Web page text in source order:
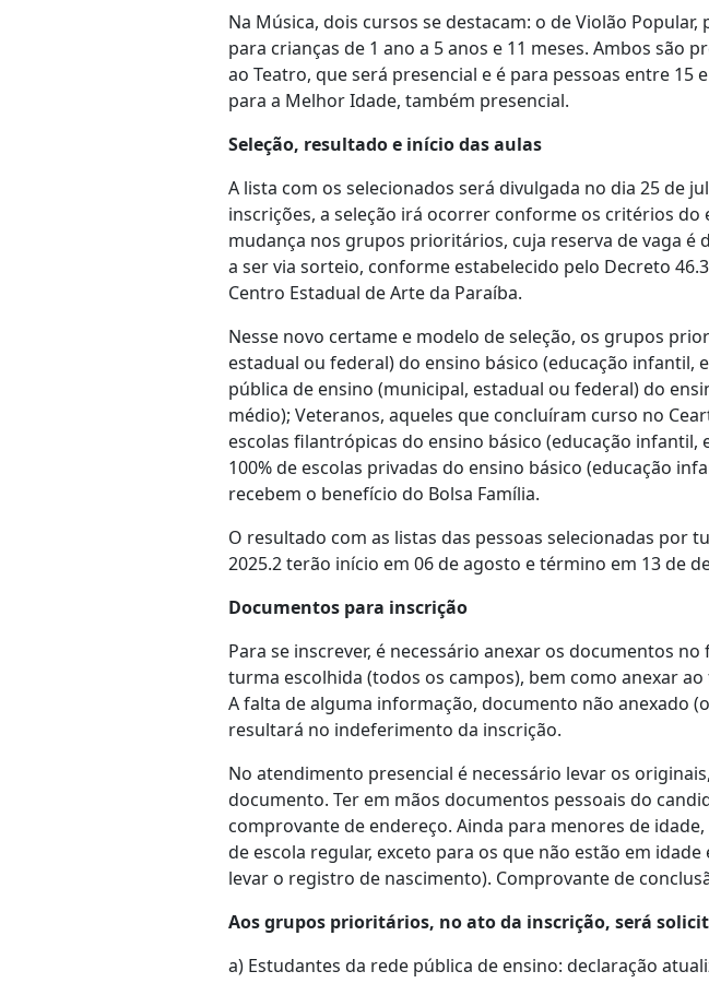
Na Música, dois cursos se destacam: o de Violão
para crianças de 1 ano a 5 anos e 11 meses. Ambos são
ao Teatro, que será presencial e é para pessoas entre 15
para a Melhor Idade, também presencial.
Seleção, resultado e início das aulas
A lista com os selecionados será divulgada no dia 25 de
inscrições, a seleção irá ocorrer conforme os critérios
mudança nos grupos prioritários, cuja reserva de vaga é
a ser via sorteio, conforme estabelecido pelo Decreto
Centro Estadual de Arte da Paraíba.
Nesse novo certame e modelo de seleção, os grupos
estadual ou federal) do ensino básico (educação
pública de ensino (municipal, estadual ou federal) do
médio); Veteranos, aqueles que concluíram curso no
escolas filantrópicas do ensino básico (educação
100% de escolas privadas do ensino básico (educação
recebem o benefício do Bolsa Família.
O resultado com as listas das pessoas selecionadas por
2025.2 terão início em 06 de agosto e término em 13 de
Documentos para inscrição
Para se inscrever, é necessário anexar os documentos
turma escolhida (todos os campos), bem como anexar
A falta de alguma informação, documento não anexado
resultará no indeferimento da inscrição.
No atendimento presencial é necessário levar os
documento. Ter em mãos documentos pessoais do
comprovante de endereço. Ainda para menores de
de escola regular, exceto para os que não estão em
levar o registro de nascimento). Comprovante de
Aos grupos prioritários, no ato da inscrição, será
a) Estudantes da rede pública de ensino: declaração